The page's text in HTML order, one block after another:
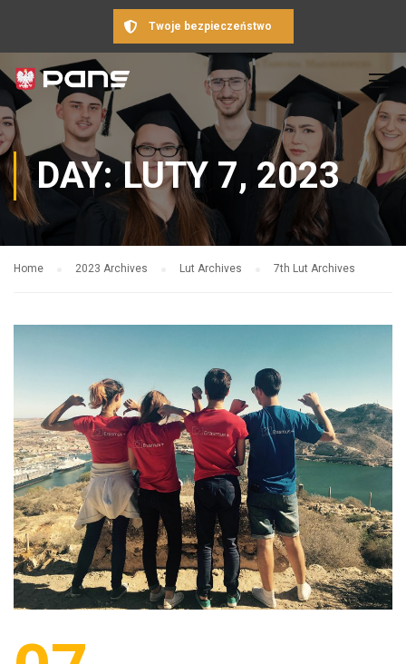
Twoje bezpieczeństwo
DAY: LUTY 7, 2023
Home 2023 Archives Lut Archives 7th Lut Archives